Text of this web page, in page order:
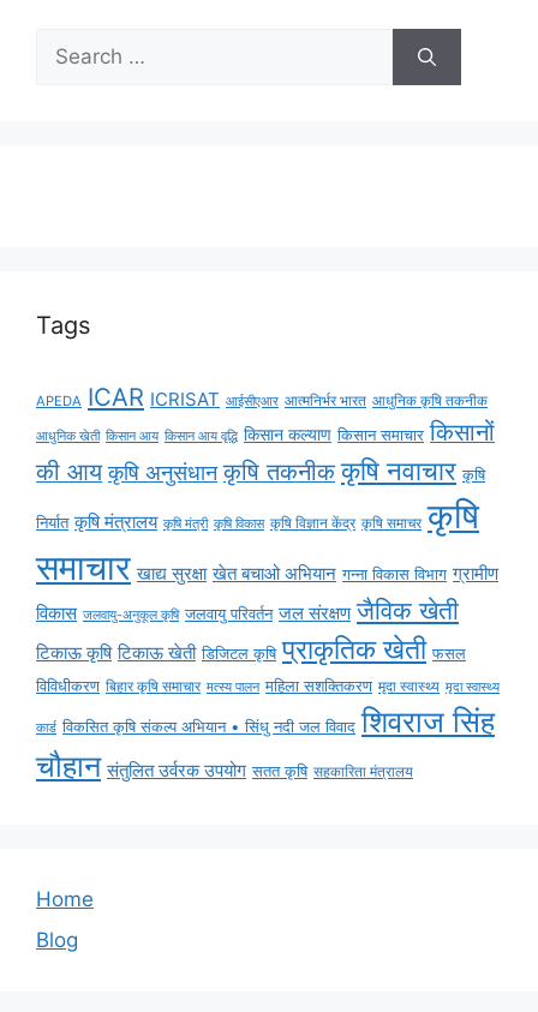
Tags
APEDA ICAR ICRISAT आईसीएआर आत्मनिर्भर भारत आधुनिक कृषि तकनीक
आधुनिक खेती किसान आय किसान आय वृद्धि किसान कल्याण किसान समाचार किसानों
की आय कृषि अनुसंधान कृषि तकनीक कृषि नवाचार कृषि
निर्यात कृषि मंत्रालय कृषि मंत्री कृषि विकास कृषि विज्ञान केंद्र कृषि समाचर कृषि
समाचार खाद्य सुरक्षा खेत बचाओ अभियान गन्ना विकास विभाग ग्रामीण
विकास जलवायु-अनुकूल कृषि जलवायु परिवर्तन जल संरक्षण जैविक खेती
टिकाऊ कृषि टिकाऊ खेती डिजिटल कृषि प्राकृतिक खेती फसल
विविधीकरण बिहार कृषि समाचार मत्स्य पालन महिला सशक्तिकरण मृदा स्वास्थ्य मृदा स्वास्थ्य
कार्ड विकसित कृषि संकल्प अभियान • सिंधु नदी जल विवाद शिवराज सिंह
चौहान संतुलित उर्वरक उपयोग सतत कृषि सहकारिता मंत्रालय
Home
Blog